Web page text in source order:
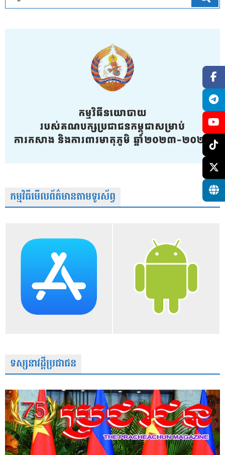
កម្មវិធីមើលព័ត៌មានតាមទូរស័ព្វ
ទស្សនាវដ្តីប្រជាជន